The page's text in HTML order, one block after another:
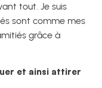
tout. Je suis
sont comme mes
grâce à
et ainsi attirer